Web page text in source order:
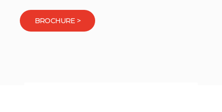
BROCHURE >